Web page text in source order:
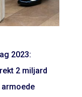
2023:
2 miljard